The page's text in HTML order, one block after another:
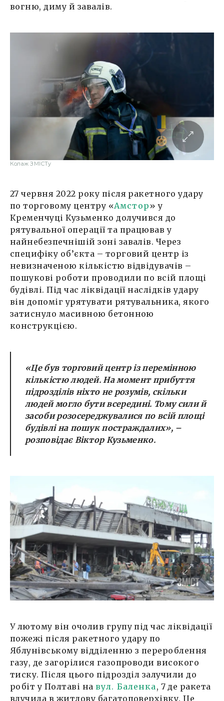
вогню, диму й завалів.
Колаж ЗМІСТу
27 червня 2022 року після ракетного удару
по торговому центру «Амстор» у
Кременчуці Кузьменко долучився до
рятувальної операції та працював у
найнебезпечнішій зоні завалів. Через
специфіку об’єкта – торговий центр із
невизначеною кількістю відвідувачів –
пошукові роботи проводили по всій площі
будівлі. Під час ліквідації наслідків удару
він допоміг урятувати рятувальника, якого
затиснуло масивною бетонною
конструкцією.
«Це був торговий центр із перемінною
кількістю людей. На момент прибуття
підрозділів ніхто не розумів, скільки
людей могло бути всередині. Тому сили й
засоби розосереджувалися по всій площі
будівлі на пошук постраждалих», –
розповідає Віктор Кузьменко.
У лютому він очолив групу під час ліквідації
пожежі після ракетного удару по
Яблунівському відділенню з перероблення
газу, де загорілися газопроводи високого
тиску. Після цього підрозділ залучили до
робіт у Полтаві навул. Баленка , 7 де ракета
влучила в житлову багатоповерхівку. Це